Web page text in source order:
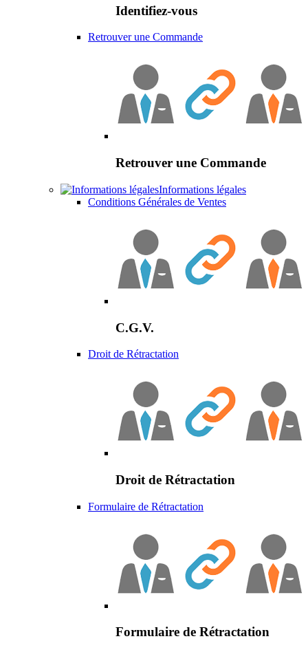
Identifiez-vous
Retrouver une Commande
Retrouver une Commande
Informations légales
Conditions Générales de Ventes
C.G.V.
Droit de Rétractation
Droit de Rétractation
Formulaire de Rétractation
Formulaire de Rétractation